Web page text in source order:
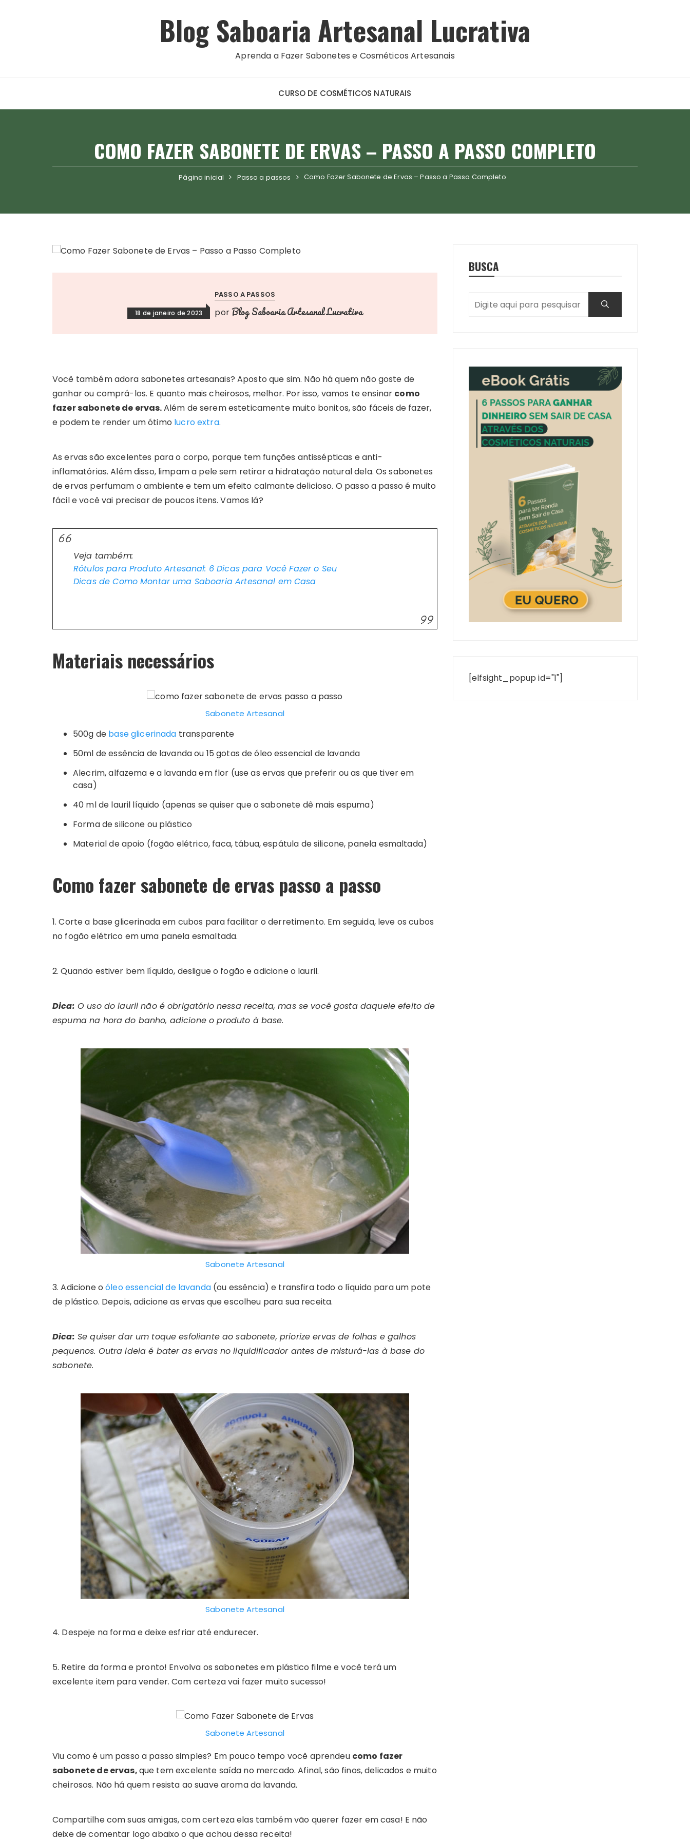
Blog Saboaria Artesanal Lucrativa
Aprenda a Fazer Sabonetes e Cosméticos Artesanais
CURSO DE COSMÉTICOS NATURAIS
COMO FAZER SABONETE DE ERVAS – PASSO A PASSO COMPLETO
Página inicial Passo a passos Como Fazer Sabonete de Ervas – Passo a Passo Completo
PASSO A PASSOS
18 de janeiro de 2023 por Blog Saboaria Artesanal Lucrativa
Você também adora sabonetes artesanais? Aposto que sim. Não há quem não goste de
ganhar ou comprá-los. E quanto mais cheirosos, melhor. Por isso, vamos te ensinar como
fazer sabonete de ervas.Além de serem esteticamente muito bonitos, são fáceis de fazer,
e podem te render um ótimo lucro extra.
As ervas são excelentes para o corpo, porque tem funções antissépticas e anti-
inflamatórias. Além disso, limpam a pele sem retirar a hidratação natural dela. Os sabonetes
de ervas perfumam o ambiente e tem um efeito calmante delicioso. O passo a passo é muito
fácil e você vai precisar de poucos itens. Vamos lá?
Veja também:
Rótulos para Produto Artesanal: 6 Dicas para Você Fazer o Seu
Dicas de Como Montar uma Saboaria Artesanal em Casa
Materiais necessários
Sabonete Artesanal
500g de base glicerinada transparente
50ml de essência de lavanda ou 15 gotas de óleo essencial de lavanda
Alecrim, alfazema e a lavanda em flor (use as ervas que preferir ou as que tiver em
casa)
40 ml de lauril líquido (apenas se quiser que o sabonete dê mais espuma)
Forma de silicone ou plástico
Material de apoio (fogão elétrico, faca, tábua, espátula de silicone, panela esmaltada)
Como fazer sabonete de ervas passo a passo
1. Corte a base glicerinada em cubos para facilitar o derretimento. Em seguida, leve os cubos
no fogão elétrico em uma panela esmaltada.
2. Quando estiver bem líquido, desligue o fogão e adicione o lauril.
Dica: O uso do lauril não é obrigatório nessa receita, mas se você gosta daquele efeito de
espuma na hora do banho, adicione o produto à base.
Sabonete Artesanal
3. Adicione oóleo essencial de lavanda(ou essência) e transfira todo o líquido para um pote
de plástico. Depois, adicione as ervas que escolheu para sua receita.
Dica: Se quiser dar um toque esfoliante ao sabonete, priorize ervas de folhas e galhos
pequenos. Outra ideia é bater as ervas no liquidificador antes de misturá-las à base do
sabonete.
Sabonete Artesanal
4. Despeje na forma e deixe esfriar até endurecer.
5. Retire da forma e pronto! Envolva os sabonetes em plástico filme e você terá um
excelente item para vender. Com certeza vai fazer muito sucesso!
Sabonete Artesanal
Viu como é um passo a passo simples? Em pouco tempo você aprendeu como fazer
sabonete de ervas,que tem excelente saída no mercado. Afinal, são finos, delicados e muito
cheirosos. Não há quem resista ao suave aroma da lavanda.
Compartilhe com suas amigas, com certeza elas também vão querer fazer em casa! E não
deixe de comentar logo abaixo o que achou dessa receita!
BUSCA
[elfsight_popup id="1"]